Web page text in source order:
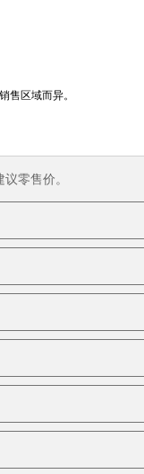
售区域而异。
零售价。